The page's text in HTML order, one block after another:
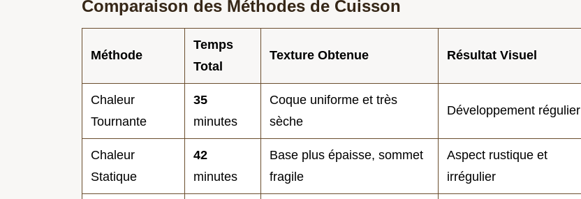
Comparaison des Méthodes de Cuisson
Méthode
Temps
Total
Texture Obtenue Résultat Visuel
Chaleur
Tournante
35
minutes
Coque uniforme et très
sèche
Développement régulier
Chaleur
Statique
42
minutes
Base plus épaisse, sommet
fragile
Aspect rustique et
irrégulier